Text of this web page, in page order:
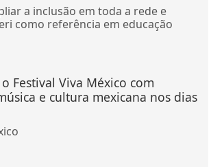
a inclusão em toda a rede e
como referência em educação
Festival Viva México com
e cultura mexicana nos dias